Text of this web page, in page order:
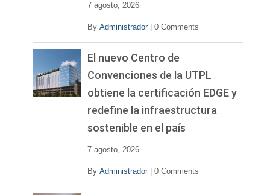
7 agosto, 2026
By Administrador 0 Comments
El nuevo Centro de
Convenciones de la UTPL
obtiene la certificación EDGE y
redefine la infraestructura
sostenible en el país
7 agosto, 2026
By Administrador 0 Comments